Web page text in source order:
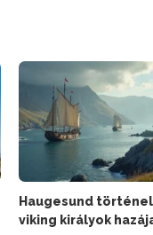
Haugesund
viking királyok